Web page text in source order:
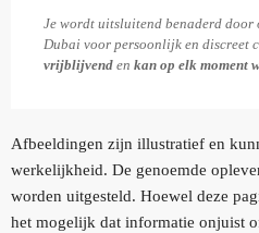
Je wordt uitsluitend benaderd door
Dubai voor persoonlijk en discreet
vrijblijvend en kan op elk moment
Afbeeldingen zijn illustratief en
werkelijkheid. De genoemde
worden uitgesteld. Hoewel deze
het mogelijk dat informatie onjuist